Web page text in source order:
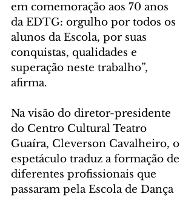
em comemoração aos 70 anos
da EDTG: orgulho por todos os
alunos da Escola, por suas
conquistas, qualidades e
superação neste trabalho”,
afirma.
Na visão do diretor-presidente
do Centro Cultural Teatro
Guaíra, Cleverson Cavalheiro, o
espetáculo traduz a formação de
diferentes profissionais que
passaram pela Escola de Dança